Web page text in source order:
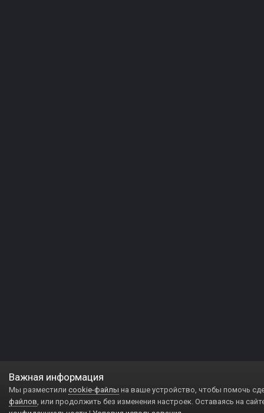
Важная информация
Мы разместили cookie-файлы на ваше устройство, чтобы помочь
файлов, или продолжить без изменения настроек. Оставаясь на